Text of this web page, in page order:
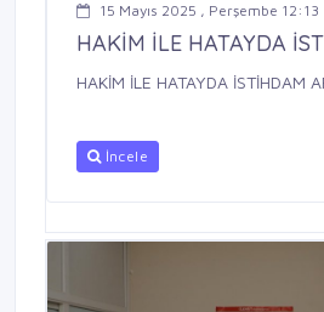
15 Mayıs 2025 , Perşembe 12:13
HAKİM İLE HATAYDA
HAKİM İLE HATAYDA İSTİHDAM
İncele